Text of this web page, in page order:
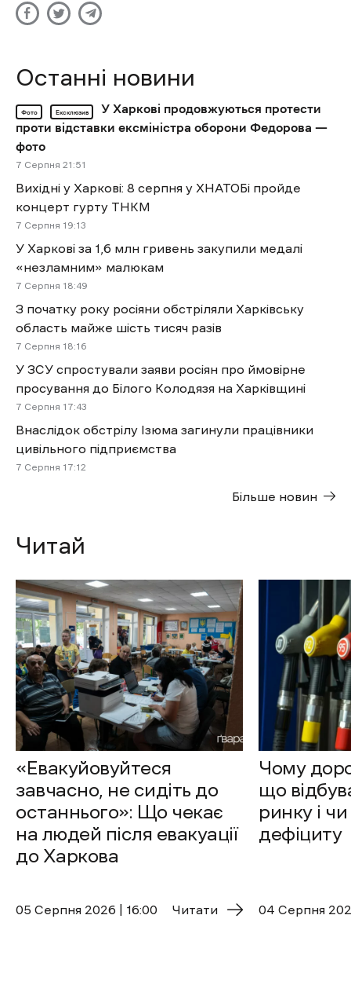
Останні новини
Фото Ексклюзив
У Харкові продовжуються протести
проти відставки ексміністра оборони Федорова —
фото
7 Cерпня 21:51
Вихідні у Харкові: 8 серпня у ХНАТОБі пройде
концерт гурту ТНКМ
7 Cерпня 19:13
У Харкові за 1,6 млн гривень закупили медалі
«незламним» малюкам
7 Cерпня 18:49
З початку року росіяни обстріляли Харківську
область майже шість тисяч разів
7 Cерпня 18:16
У ЗСУ спростували заяви росіян про ймовірне
просування до Білого Колодязя на Харківщині
7 Cерпня 17:43
Внаслідок обстрілу Ізюма загинули працівники
цивільного підприємства
7 Cерпня 17:12
Більше новин
Читай
«Евакуйовуйтеся
завчасно, не сидіть до
останнього»: Що чекає
на людей після евакуації
до Харкова
05 Cерпня 2026 | 16:00 Читати
Чому
що
ринку і
дефіциту
04 Cерпня